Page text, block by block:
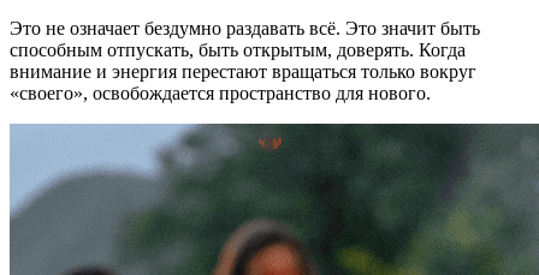
Это не означает бездумно раздавать всё. Это значит быть
способным отпускать, быть открытым, доверять. Когда
внимание и энергия перестают вращаться только вокруг
«своего», освобождается пространство для нового.